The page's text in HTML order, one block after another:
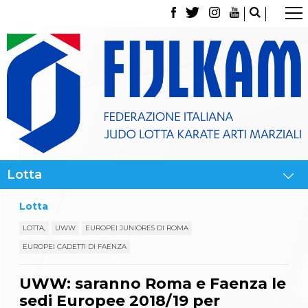
La Federazione
Tesseramento
Contatti
Norme e modulistica Affiliazioni e Tesseramenti
Classifica Società Sportive con più di 100 atleti
tesserati
Giustizia Sportiva
Partners
News
Attività Didattica
Lotta
LOTTA, UWW EUROPEI JUNIORES DI ROMA
EUROPEI CADETTI DI FAENZA
UWW: saranno Roma e Faenza le
sedi Europee 2018/19 per